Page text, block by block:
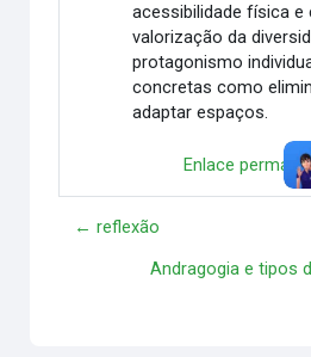
acessibilidade física e
valorização da
protagonismo
concretas como
adaptar espaços.
Enlace
← reflexão
Andragogia e tipos